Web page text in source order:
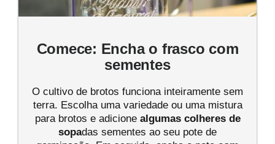
Comece: Encha o frasco com
sementes
O cultivo de brotos funciona inteiramente sem
terra. Escolha uma variedade ou uma mistura
para brotos e adicione algumas colheres de
sopadas sementes ao seu pote de